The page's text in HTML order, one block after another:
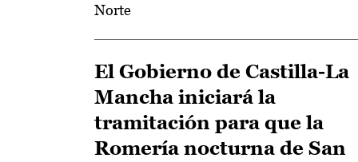
Norte
El Gobierno de Castilla-La
Mancha iniciará la
tramitación para que la
Romería nocturna de San